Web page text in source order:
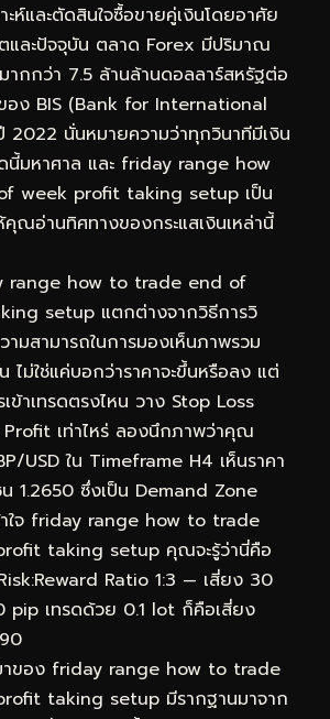
ะห์และตัดสินใจซื้อขายคู่เงินโดยอาศัย
และปัจจุบัน ตลาด Forex มีปริมาณ
ากกว่า 7.5 ล้านล้านดอลลาร์สหรัฐต่อ
อง BIS (Bank for International
นั่นหมายความว่าทุกวินาทีมีเงิน
นี้มหาศาล และ friday range how
week profit taking setup เป็น
คุณอ่านทิศทางของกระแสเงินเหล่านี้
range how to trade end of
setup แตกต่างจากวิธีการวิ
ามสามารถในการมองเห็นภาพรวม
ม่ใช่แค่บอกว่าราคาจะขึ้นหรือลง แต่
ข้าเทรดตรงไหน วาง Stop Loss
Profit เท่าไหร่ ลองนึกภาพว่าคุณ
USD ใน Timeframe H4 เห็นราคา
1.2650 ซึ่งเป็น Demand Zone
จ friday range how to trade
taking setup คุณจะรู้ว่านี่คือ
Ratio 1:3 — เสี่ยง 30
pip เทรดด้วย 0.1 lot ก็คือเสี่ยง
าของ friday range how to trade
taking setup มีรากฐานมาจาก